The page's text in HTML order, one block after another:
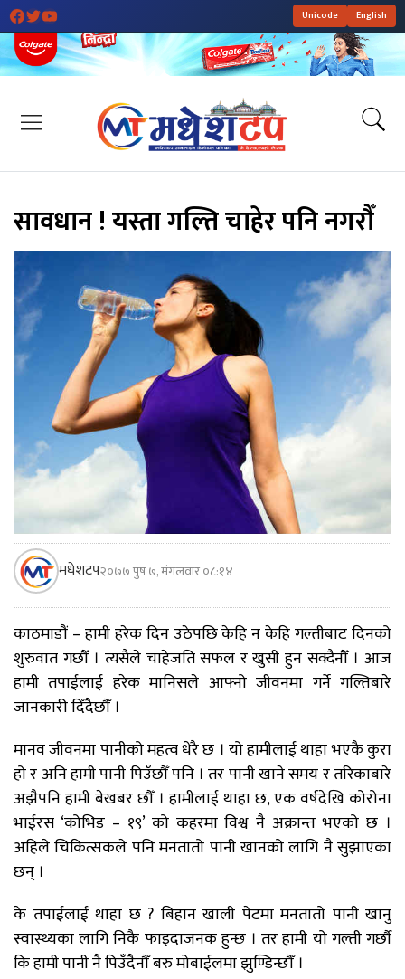
Unicode English
सावधान ! यस्ता गल्ति चाहेर पनि नगरौँ
मधेशटप२०७७ पुष ७, मंगलवार ०८:१४
काठमाडौं – हामी हरेक दिन उठेपछि केहि न केहि गल्तीबाट दिनको
शुरुवात गछौँ । त्यसैले चाहेजति सफल र खुसी हुन सक्दैनौँ । आज
हामी तपाईलाई हरेक मानिसले आफ्नो जीवनमा गर्ने गल्तिबारे
जानकारी दिँदैछौँ ।
मानव जीवनमा पानीको महत्व धेरै छ । यो हामीलाई थाहा भएकै कुरा
हो र अनि हामी पानी पिउँछौँ पनि । तर पानी खाने समय र तरिकाबारे
अझैपनि हामी बेखबर छौँ । हामीलाई थाहा छ, एक वर्षदेखि कोरोना
भाईरस ‘कोभिड – १९’ को कहरमा विश्व नै अक्रान्त भएको छ ।
अहिले चिकित्सकले पनि मनतातो पानी खानको लागि नै सुझाएका
छन् ।
के तपाईलाई थाहा छ ? बिहान खाली पेटमा मनतातो पानी खानु
स्वास्थ्यका लागि निकै फाइदाजनक हुन्छ । तर हामी यो गल्ती गर्छौ
कि हामी पानी नै पिउँदैनौँ बरु मोबाईलमा झुण्डिन्छौँ ।